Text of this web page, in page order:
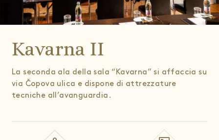
Kavarna II
La seconda ala della sala “Kavarna” si affaccia su
via Čopova ulica e dispone di attrezzature
tecniche all’avanguardia.